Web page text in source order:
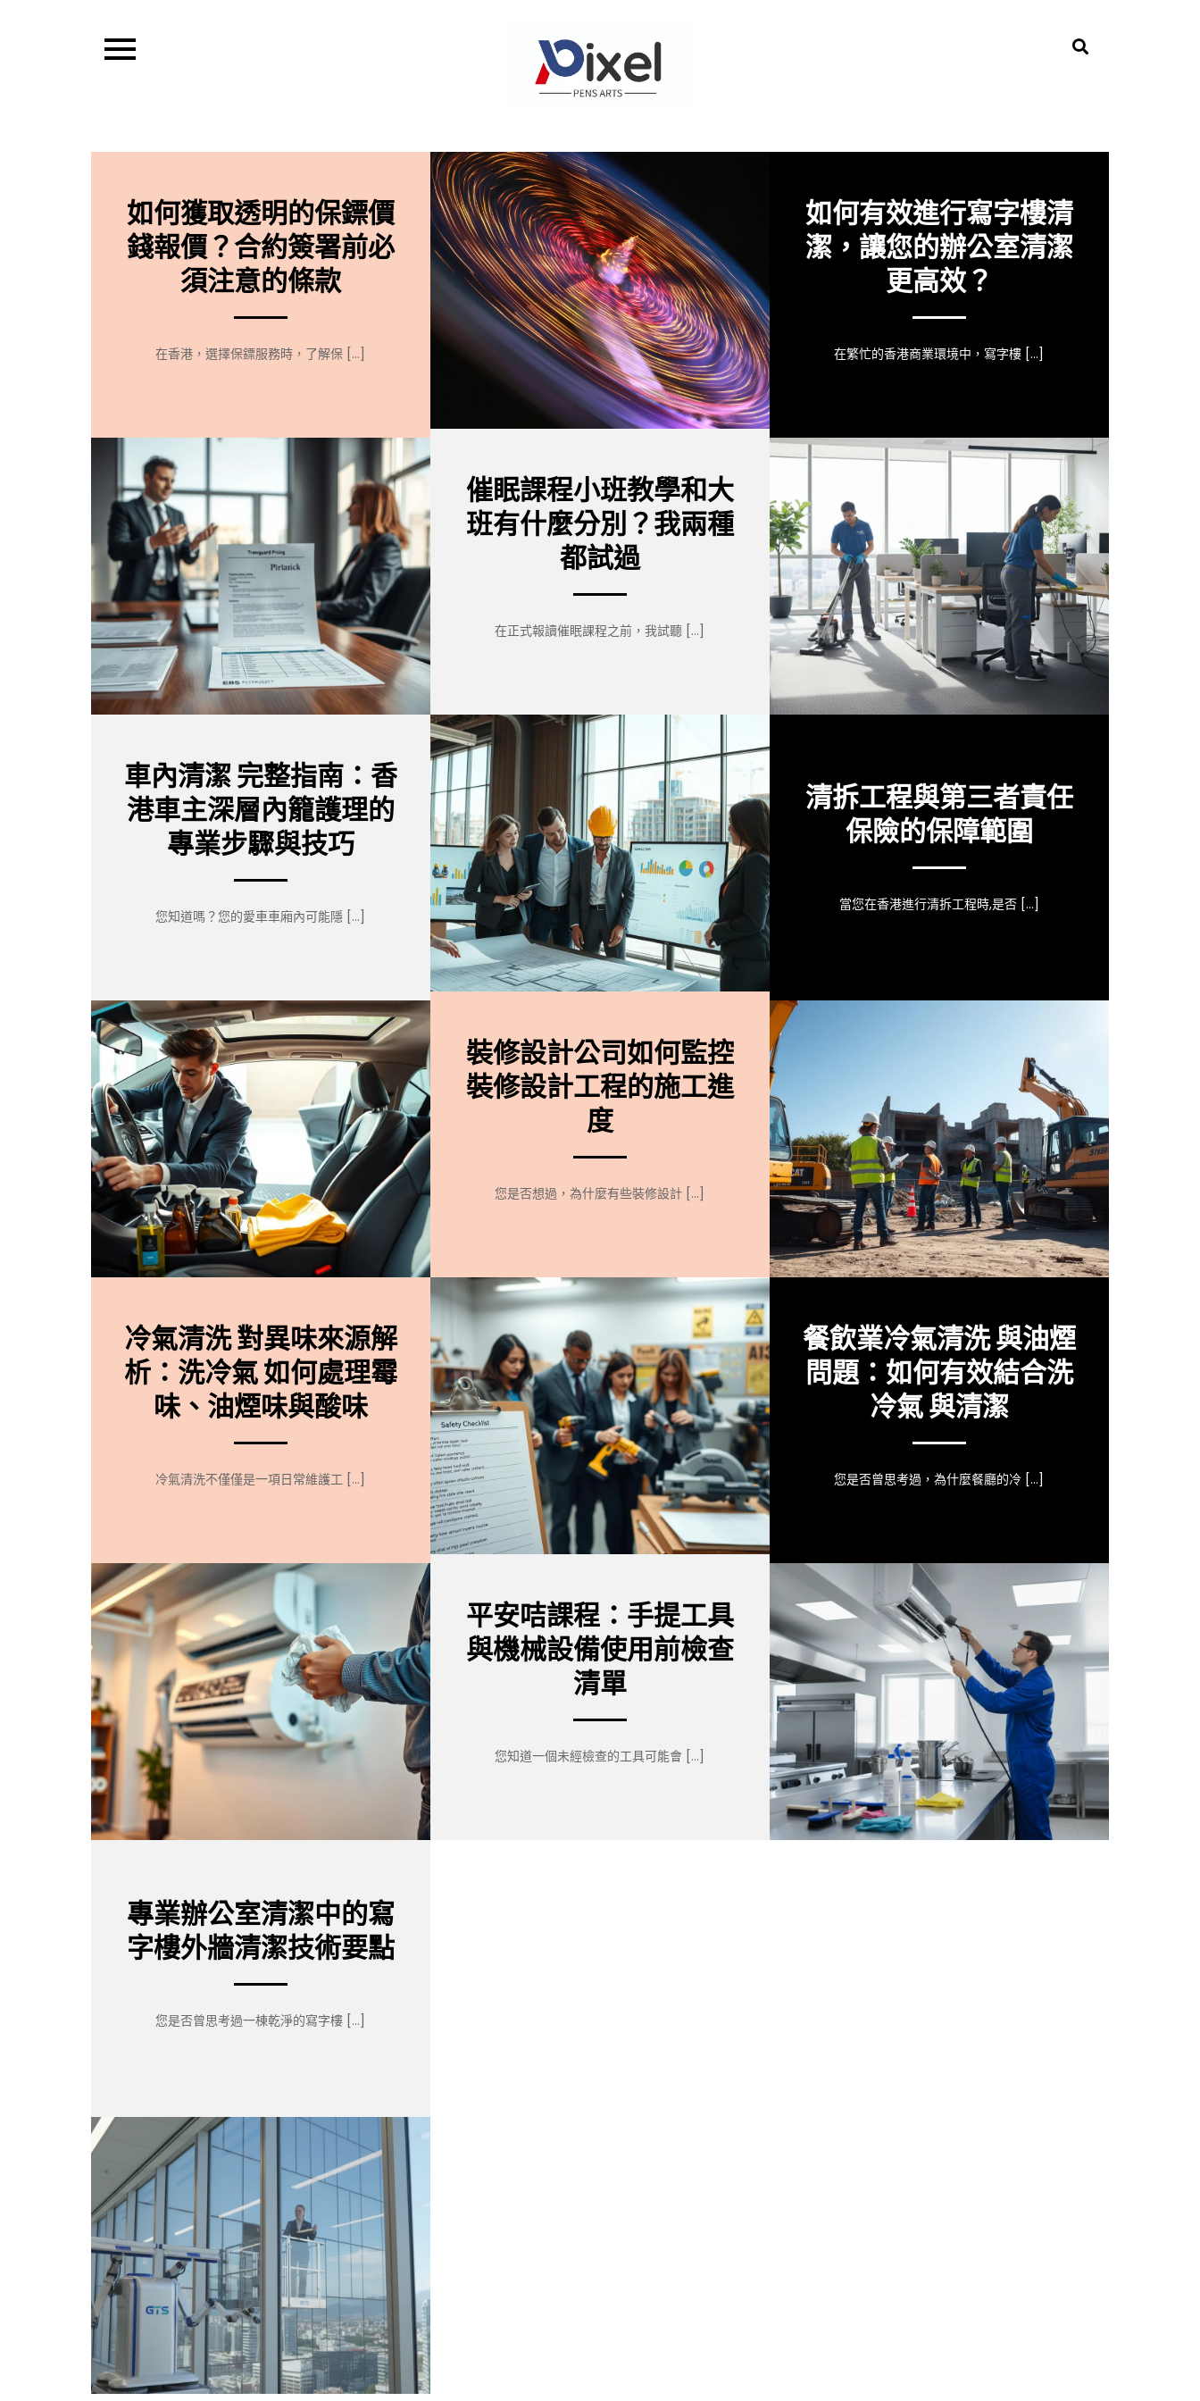
如何獲取透明的保鏢價
錢報價？合約簽署前必
須注意的條款
在香港，選擇保鏢服務時，了解保 […]
催眠課程小班教學和大
班有什麼分別？我兩種
都試過
在正式報讀催眠課程之前，我試聽 […]
如何有效進行寫字樓清
潔，讓您的辦公室清潔
更高效？
在繁忙的香港商業環境中，寫字樓 […]
車內清潔 完整指南：香
港車主深層內籠護理的
專業步驟與技巧
您知道嗎？您的愛車車廂內可能隱 […]
裝修設計公司如何監控
裝修設計工程的施工進
度
您是否想過，為什麼有些裝修設計 […]
清拆工程與第三者責任
保險的保障範圍
當您在香港進行清拆工程時,是否 […]
冷氣清洗 對異味來源解
析：洗冷氣 如何處理霉
味、油煙味與酸味
冷氣清洗不僅僅是一項日常維護工 […]
平安咭課程：手提工具
與機械設備使用前檢查
清單
您知道一個未經檢查的工具可能會 […]
餐飲業冷氣清洗 與油煙
問題：如何有效結合洗
冷氣 與清潔
您是否曾思考過，為什麼餐廳的冷 […]
專業辦公室清潔中的寫
字樓外牆清潔技術要點
您是否曾思考過一棟乾淨的寫字樓 […]